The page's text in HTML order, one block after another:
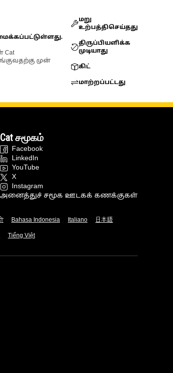
முன்
மறு
உற்பத்திசெய்தது
திருப்பியளிக்க
முடியாது
கிட்
மாற்றப்பட்டது
Cat சமூகம்
Facebook
LinkedIn
YouTube
X
Instagram
அனைத்துச் சமூக ஊடகக் கணக்குகள்
Bahasa Indonesia Italiano 日本語
Tiếng Việt